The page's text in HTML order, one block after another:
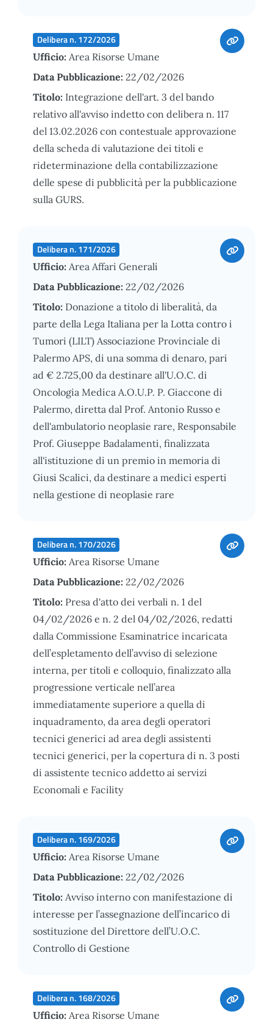
Delibera n. 172/2026
Ufficio: Area Risorse Umane
Data Pubblicazione: 22/02/2026
Titolo: Integrazione dell'art. 3 del bando
relativo all'avviso indetto con delibera n. 117
del 13.02.2026 con contestuale approvazione
della scheda di valutazione dei titoli e
rideterminazione della contabilizzazione
delle spese di pubblicità per la pubblicazione
sulla GURS.
Delibera n. 171/2026
Ufficio: Area Affari Generali
Data Pubblicazione: 22/02/2026
Titolo: Donazione a titolo di liberalità, da
parte della Lega Italiana per la Lotta contro i
Tumori (LILT) Associazione Provinciale di
Palermo APS, di una somma di denaro, pari
ad € 2.725,00 da destinare all'U.O.C. di
Oncologia Medica A.O.U.P. P. Giaccone di
Palermo, diretta dal Prof. Antonio Russo e
dell'ambulatorio neoplasie rare, Responsabile
Prof. Giuseppe Badalamenti, finalizzata
all'istituzione di un premio in memoria di
Giusi Scalici, da destinare a medici esperti
nella gestione di neoplasie rare
Delibera n. 170/2026
Ufficio: Area Risorse Umane
Data Pubblicazione: 22/02/2026
Titolo: Presa d'atto dei verbali n. 1 del
04/02/2026 e n. 2 del 04/02/2026, redatti
dalla Commissione Esaminatrice incaricata
dell’espletamento dell’avviso di selezione
interna, per titoli e colloquio, finalizzato alla
progressione verticale nell’area
immediatamente superiore a quella di
inquadramento, da area degli operatori
tecnici generici ad area degli assistenti
tecnici generici, per la copertura di n. 3 posti
di assistente tecnico addetto ai servizi
Economali e Facility
Delibera n. 169/2026
Ufficio: Area Risorse Umane
Data Pubblicazione: 22/02/2026
Titolo: Avviso interno con manifestazione di
interesse per l’assegnazione dell’incarico di
sostituzione del Direttore dell’U.O.C.
Controllo di Gestione
Delibera n. 168/2026
Ufficio: Area Risorse Umane